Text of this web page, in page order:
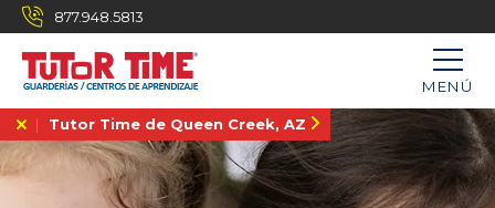
877.948.5813
MENÚ
Tutor Time de Queen Creek, AZ